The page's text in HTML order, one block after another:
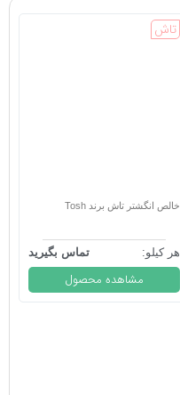
تاش
خالص انگشتر تاش برند Tosh
هر کیلو: تماس بگیرید
مشاهده محصول